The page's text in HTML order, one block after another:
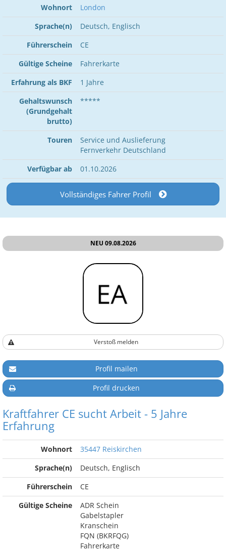
Wohnort
London
Sprache(n)
Deutsch, Englisch
Führerschein
CE
Gültige Scheine
Fahrerkarte
Erfahrung als BKF
1 Jahre
Gehaltswunsch
(Grundgehalt
brutto)
*****
Touren
Service und Auslieferung
Fernverkehr Deutschland
Verfügbar ab
01.10.2026
Vollständiges Fahrer Profil
NEU 09.08.2026
Verstoß melden
Profil mailen
Profil drucken
Kraftfahrer CE sucht Arbeit - 5 Jahre
Erfahrung
Wohnort
35447 Reiskirchen
Sprache(n)
Deutsch, Englisch
Führerschein
CE
Gültige Scheine
ADR Schein
Gabelstapler
Kranschein
FQN (BKRFQG)
Fahrerkarte